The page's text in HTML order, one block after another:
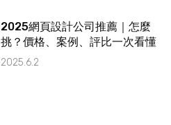
2025網頁設計公司推薦｜怎麼
挑？價格、案例、評比一次看懂
2025.6.2